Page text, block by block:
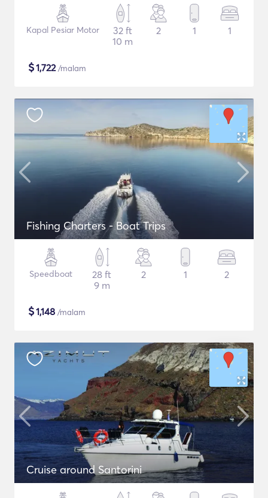
Kapal Pesiar Motor
32 ft
10 m
2 1 1
$1,722/malam
Fishing Charters - Boat Trips
Speedboat
28 ft
9 m
2 1 2
$1,148 /malam
Cruise around Santorini